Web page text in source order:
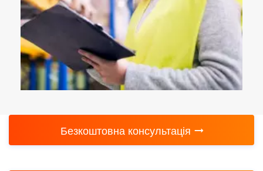
Безкоштовна консультація